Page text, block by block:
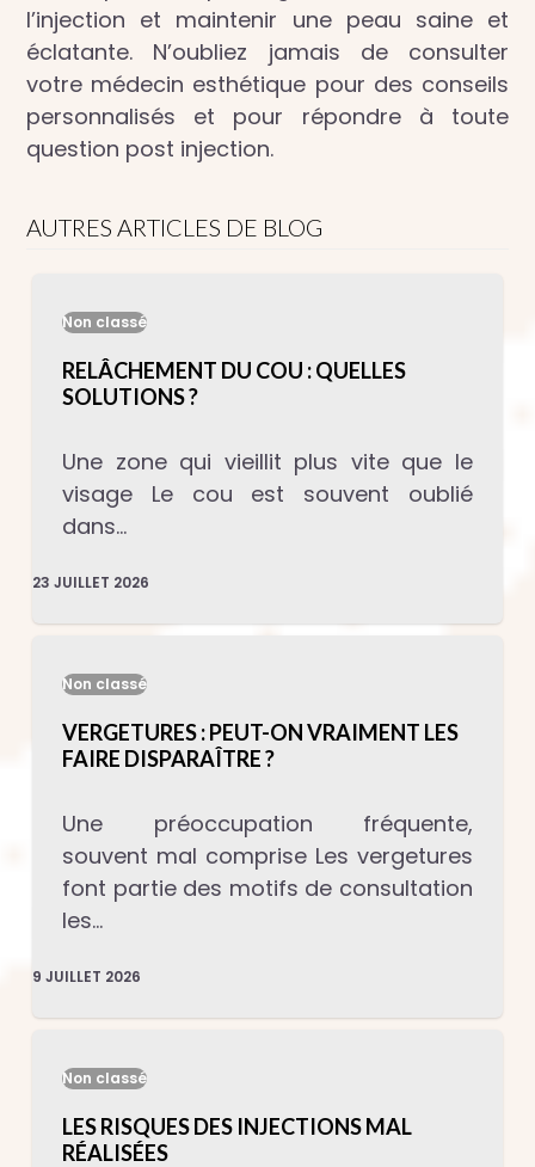
l’injection et maintenir une peau saine et
éclatante. N’oubliez jamais de consulter
votre médecin esthétique pour des conseils
personnalisés et pour répondre à toute
question post injection.
AUTRES ARTICLES DE BLOG
Non classé
RELÂCHEMENT DU COU : QUELLES
SOLUTIONS ?
Une zone qui vieillit plus vite que le
visage Le cou est souvent oublié
dans…
23 JUILLET 2026
Non classé
VERGETURES : PEUT-ON VRAIMENT LES
FAIRE DISPARAÎTRE ?
Une préoccupation fréquente,
souvent mal comprise Les vergetures
font partie des motifs de consultation
les…
9 JUILLET 2026
Non classé
LES RISQUES DES INJECTIONS MAL
RÉALISÉES